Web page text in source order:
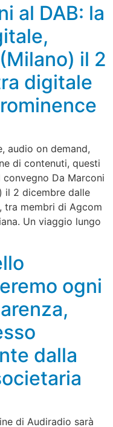
al DAB: la
il 2
digitale
audio on demand,
di contenuti, questi
Da Marconi
il 2 dicembre dalle
tra membri di Agcom
Un viaggio lungo
ogni
dalla
di Audiradio sarà